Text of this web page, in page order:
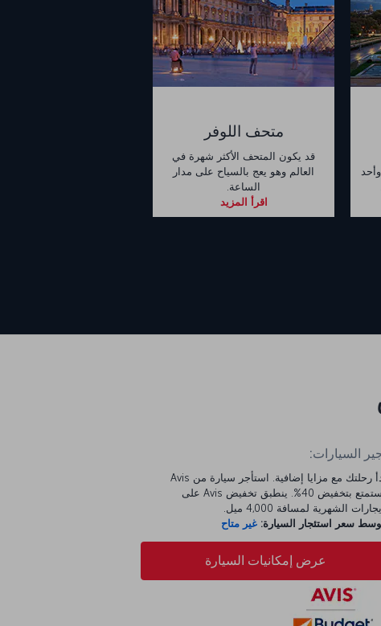
متحف اللوفر
قد يكون المتحف الأكثر شهرة في
العالم وهو يعج بالسياح على مدار
الساعة.
اقرأ المزيد
السيارات:
ابدأ رحلتك مع مزايا إضافية. استأجر سيارة من Avis
واستمتع بتخفيض 40%. ينطبق تخفيض Avis على
الشهرية لمسافة 4,000 ميل.
سعر استئجار السيارة: غير متاح
عرض إمكانيات السيارة